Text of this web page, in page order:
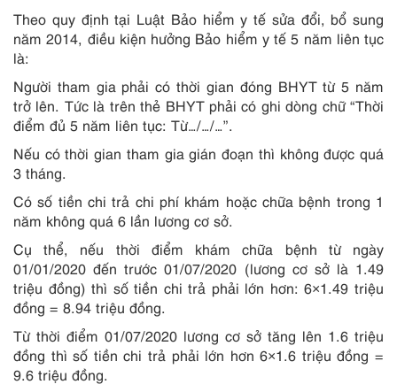
Theo quy định tại Luật Bảo hiểm y tế sửa đổi, bổ sung
năm 2014, điều kiện hưởng Bảo hiểm y tế 5 năm liên tục
là:
Người tham gia phải có thời gian đóng BHYT từ 5 năm
trở lên. Tức là trên thẻ BHYT phải có ghi dòng chữ “Thời
điểm đủ 5 năm liên tục: Từ…/…/…”.
Nếu có thời gian tham gia gián đoạn thì không được quá
3 tháng.
Có số tiền chi trả chi phí khám hoặc chữa bệnh trong 1
năm không quá 6 lần lương cơ sở.
Cụ thể, nếu thời điểm khám chữa bệnh từ ngày
01/01/2020 đến trước 01/07/2020 (lương cơ sở là 1.49
triệu đồng) thì số tiền chi trả phải lớn hơn: 6×1.49 triệu
đồng = 8.94 triệu đồng.
Từ thời điểm 01/07/2020 lương cơ sở tăng lên 1.6 triệu
đồng thì số tiền chi trả phải lớn hơn 6×1.6 triệu đồng =
9.6 triệu đồng.